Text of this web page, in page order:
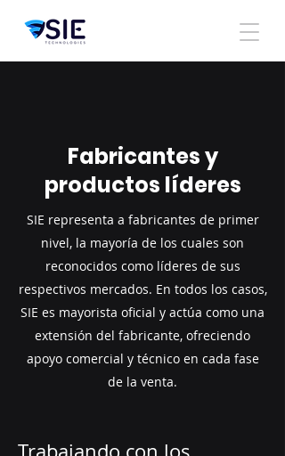
Fabricantes y
productos líderes
SIE representa a fabricantes de primer
nivel, la mayoría de los cuales son
reconocidos como líderes de sus
respectivos mercados. En todos los casos,
SIE es mayorista oficial y actúa como una
extensión del fabricante, ofreciendo
apoyo comercial y técnico en cada fase
de la venta.